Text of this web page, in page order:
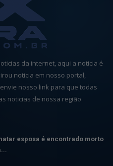
da internet, aqui a noticia é
noticia em nosso portal,
nosso link para que todas
noticias de nossa região
esposa é encontrado morto